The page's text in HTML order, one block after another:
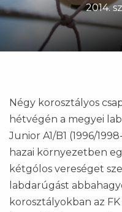
2014.
Négy korosztályos
hétvégén a megyei
Junior A1/B1 (1996/
hazai környezetben
kétgólos vereséget
labdarúgást
korosztályokban az